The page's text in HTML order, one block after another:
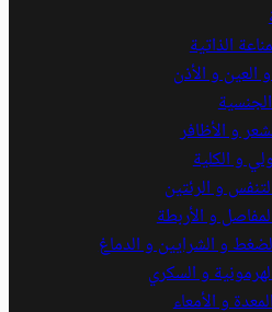
الذاتية
العين و الأذن
و الأظافر
و الكلية
و الرئتين
و الأربطة
و الشرايين و الدماغ
و السكري
و الأمعاء